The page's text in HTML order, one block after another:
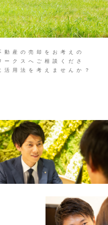
動産の売却をお考えの
ークスへご相談くださ
活用法を考えませんか？